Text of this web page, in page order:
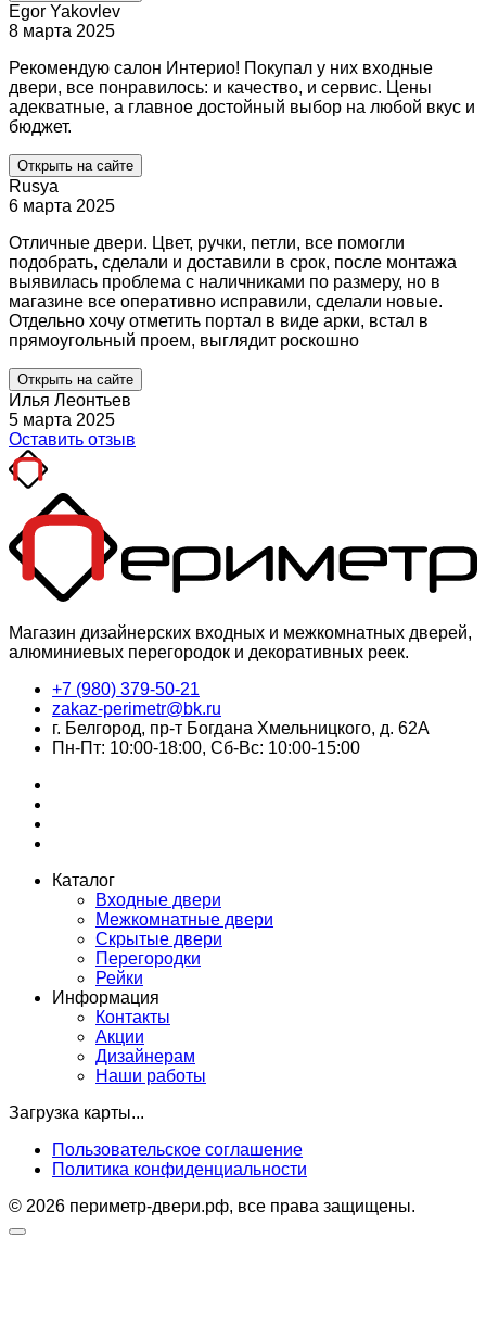
Egor Yakovlev
8 марта 2025
Рекомендую салон Интерио! Покупал у них входные
двери, все понравилось: и качество, и сервис. Цены
адекватные, а главное достойный выбор на любой вкус и
бюджет.
Открыть на сайте
Rusya
6 марта 2025
Отличные двери. Цвет, ручки, петли, все помогли
подобрать, сделали и доставили в срок, после монтажа
выявилась проблема с наличниками по размеру, но в
магазине все оперативно исправили, сделали новые.
Отдельно хочу отметить портал в виде арки, встал в
прямоугольный проем, выглядит роскошно
Открыть на сайте
Илья Леонтьев
5 марта 2025
Оставить отзыв
Магазин дизайнерских входных и межкомнатных дверей,
алюминиевых перегородок и декоративных реек.
+7 (980) 379-50-21
zakaz-perimetr@bk.ru
г. Белгород, пр-т Богдана Хмельницкого, д. 62А
Пн-Пт: 10:00-18:00, Сб-Вс: 10:00-15:00
Каталог
Входные двери
Межкомнатные двери
Скрытые двери
Перегородки
Рейки
Информация
Контакты
Акции
Дизайнерам
Наши работы
Загрузка карты...
Пользовательское соглашение
Политика конфиденциальности
© 2026 периметр-двери.рф, все права защищены.